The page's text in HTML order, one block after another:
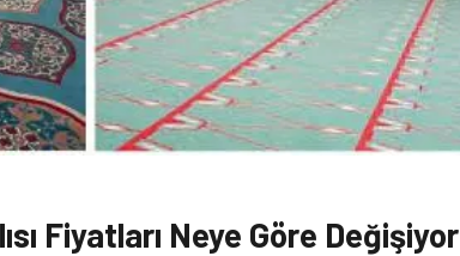
Fiyatları Neye Göre Değişiyor